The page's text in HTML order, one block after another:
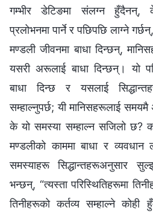
गम्भीर डेटिङमा संलग्‍न हुँदैनन्,
प्रलोभनमा पार्ने र पछिपछि लाग्‍ने
मण्डली जीवनमा बाधा दिन्छन्,
यसरी अरूलाई बाधा दिन्छन्। यो
बाधा दिन्छ र यसलाई
सम्हाल्नुपर्छ; यी मानिसहरूलाई समयमै
के यो समस्या सम्हाल्न सजिलो छ?
मण्डलीको काममा बाधा र
समस्याहरू सिद्धान्तहरूअनुसार
भन्छन्, “त्यस्ता परिस्थितिहरूमा
तिनीहरूको कर्तव्य सम्हाल्ने